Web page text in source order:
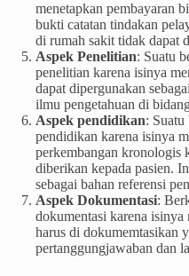
menetapkan pembayaran
bukti catatan tindakan
di rumah sakit tidak dapat
Aspek Penelitian: Suatu
penelitian karena isinya
dapat dipergunakan
ilmu pengetahuan di
Aspek pendidikan: Suatu
pendidikan karena isinya
perkembangan kronologis
diberikan kepada pasien.
sebagai bahan referensi
Aspek Dokumentasi:
dokumentasi karena
harus di dokumemtasikan
pertanggungjawaban dan